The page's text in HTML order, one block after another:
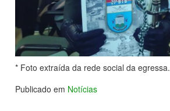
* Foto extraída da rede social da egressa.
Publicado em Notícias